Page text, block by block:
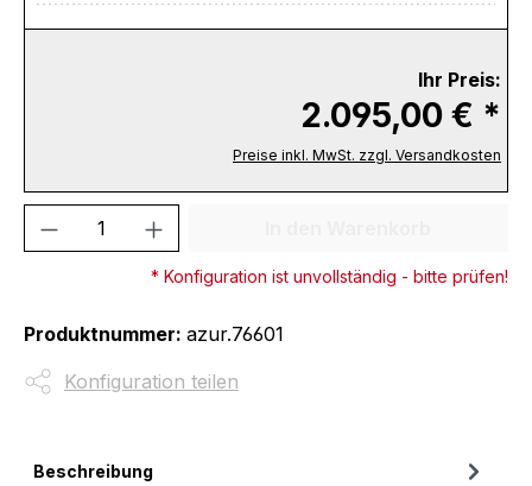
Ihr Preis:
2.095,00 € *
Preise inkl. MwSt. zzgl. Versandkosten
Produkt Anzahl: Gib den
* Konfiguration ist unvollständig - bitte prüfen!
Produktnummer: azur.76601
Konfiguration teilen
Beschreibung